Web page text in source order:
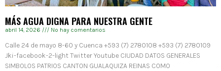
MÁS AGUA DIGNA PARA NUESTRA GENTE
abril 14, 2026 No hay comentarios
Calle 24 de mayo 8-60 y Cuenca +593 (7) 2780108 +593 (7) 2780109
Jki-facebook-2-light Twitter Youtube CIUDAD DATOS GENERALES
SIMBOLOS PATRIOS CANTON GUALAQUIZA REINAS COMO